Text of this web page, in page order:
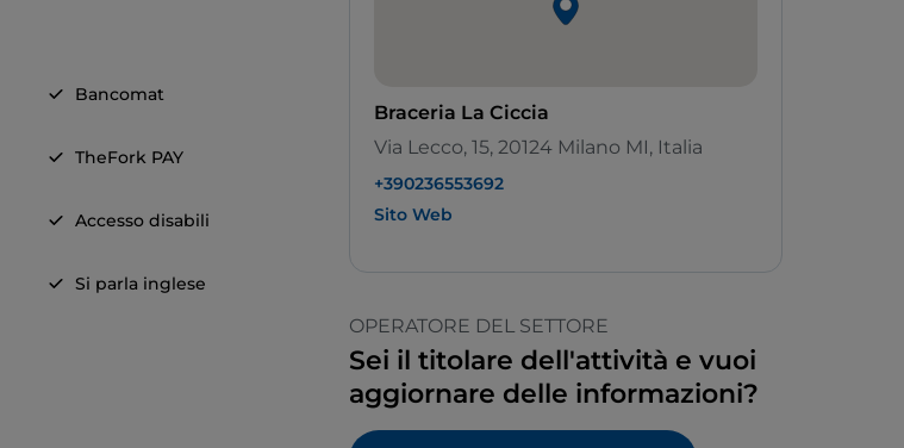
Bancomat
TheFork PAY
Accesso disabili
Si parla inglese
Braceria La Ciccia
Via Lecco, 15, 20124 Milano MI, Italia
+390236553692
Sito Web
OPERATORE DEL SETTORE
Sei il titolare dell'attività e vuoi
aggiornare delle informazioni?